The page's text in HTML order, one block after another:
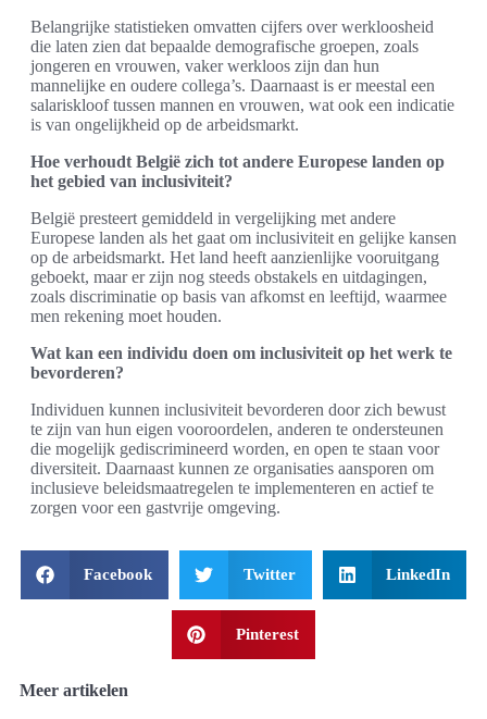
Belangrijke statistieken omvatten cijfers over werkloosheid
die laten zien dat bepaalde demografische groepen, zoals
jongeren en vrouwen, vaker werkloos zijn dan hun
mannelijke en oudere collega’s. Daarnaast is er meestal een
salariskloof tussen mannen en vrouwen, wat ook een indicatie
is van ongelijkheid op de arbeidsmarkt.
Hoe verhoudt België zich tot andere Europese landen op
het gebied van inclusiviteit?
België presteert gemiddeld in vergelijking met andere
Europese landen als het gaat om inclusiviteit en gelijke kansen
op de arbeidsmarkt. Het land heeft aanzienlijke vooruitgang
geboekt, maar er zijn nog steeds obstakels en uitdagingen,
zoals discriminatie op basis van afkomst en leeftijd, waarmee
men rekening moet houden.
Wat kan een individu doen om inclusiviteit op het werk te
bevorderen?
Individuen kunnen inclusiviteit bevorderen door zich bewust
te zijn van hun eigen vooroordelen, anderen te ondersteunen
die mogelijk gediscrimineerd worden, en open te staan voor
diversiteit. Daarnaast kunnen ze organisaties aansporen om
inclusieve beleidsmaatregelen te implementeren en actief te
zorgen voor een gastvrije omgeving.
Facebook Twitter LinkedIn
Pinterest
Meer artikelen